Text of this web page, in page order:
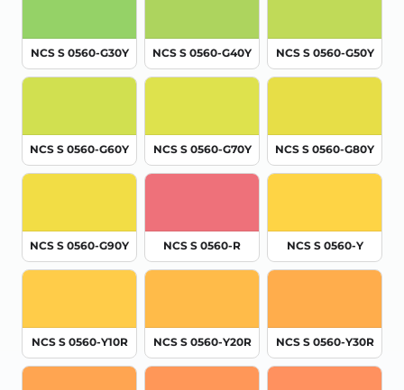
NCS S 0560-G30Y NCS S 0560-G40Y NCS S 0560-G50Y
NCS S 0560-G60Y NCS S 0560-G70Y NCS S 0560-G80Y
NCS S 0560-G90Y NCS S 0560-R NCS S 0560-Y
NCS S 0560-Y10R NCS S 0560-Y20R NCS S 0560-Y30R